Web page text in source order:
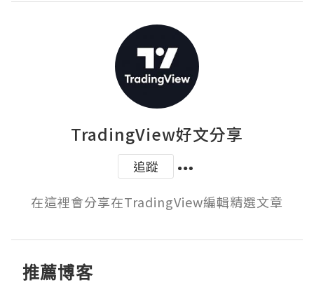
TradingView好文分享
追蹤
在這裡會分享在TradingView編輯精選文章
推薦博客